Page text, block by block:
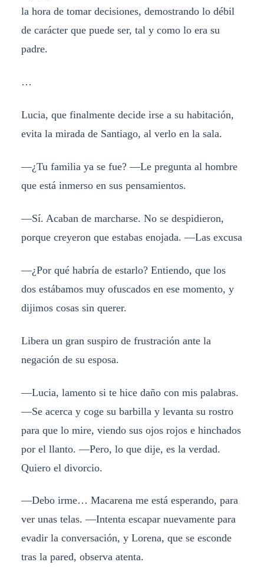
la hora de tomar decisiones, demostrando lo débil
de carácter que puede ser, tal y como lo era su
padre.
…
Lucia, que finalmente decide irse a su habitación,
evita la mirada de Santiago, al verlo en la sala.
—¿Tu familia ya se fue? —Le pregunta al hombre
que está inmerso en sus pensamientos.
—Sí. Acaban de marcharse. No se despidieron,
porque creyeron que estabas enojada. —Las excusa
—¿Por qué habría de estarlo? Entiendo, que los
dos estábamos muy ofuscados en ese momento, y
dijimos cosas sin querer.
Libera un gran suspiro de frustración ante la
negación de su esposa.
—Lucia, lamento si te hice daño con mis palabras.
—Se acerca y coge su barbilla y levanta su rostro
para que lo mire, viendo sus ojos rojos e hinchados
por el llanto. —Pero, lo que dije, es la verdad.
Quiero el divorcio.
—Debo irme… Macarena me está esperando, para
ver unas telas. —Intenta escapar nuevamente para
evadir la conversación, y Lorena, que se esconde
tras la pared, observa atenta.